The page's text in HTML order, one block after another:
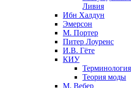
Ливия
Ибн Халдун
Эмерсон
М. Портер
Питер Лоуренс
И.В. Гёте
КИУ
Терминология
Теория моды
М. Вебер